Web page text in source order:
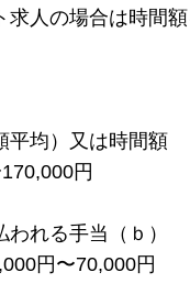
求人の場合は時間
平均）又は時間額
円
れる手当（ｂ）
円〜70,000円